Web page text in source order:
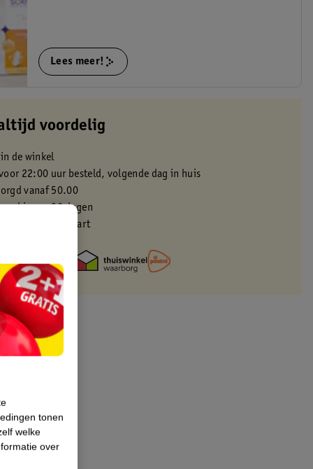
Lees meer!
voordelig
de winkel
22:00 uur besteld, volgende dag in huis
vanaf 50.00
binnen 30 dagen
je Kruidvat kaart
tonen
welke
over